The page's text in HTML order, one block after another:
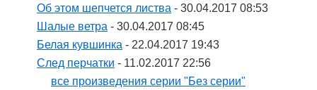
Об этом шепчется листва - 30.04.2017 08:53
Шалые ветра - 30.04.2017 08:45
Белая кувшинка - 22.04.2017 19:43
След перчатки - 11.02.2017 22:56
все произведения серии "Без серии"